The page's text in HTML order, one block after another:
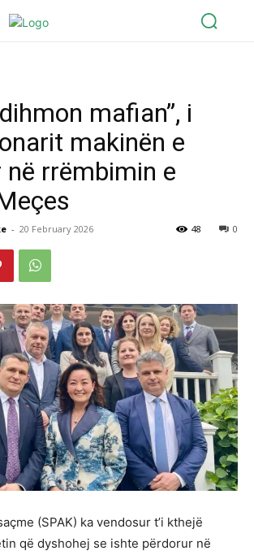
mafian”, i
makinën e
në rrëmbimin e
- 20 February 2026 0
48
(SPAK) ka vendosur t’i kthejë
që dyshohej se ishte përdorur në